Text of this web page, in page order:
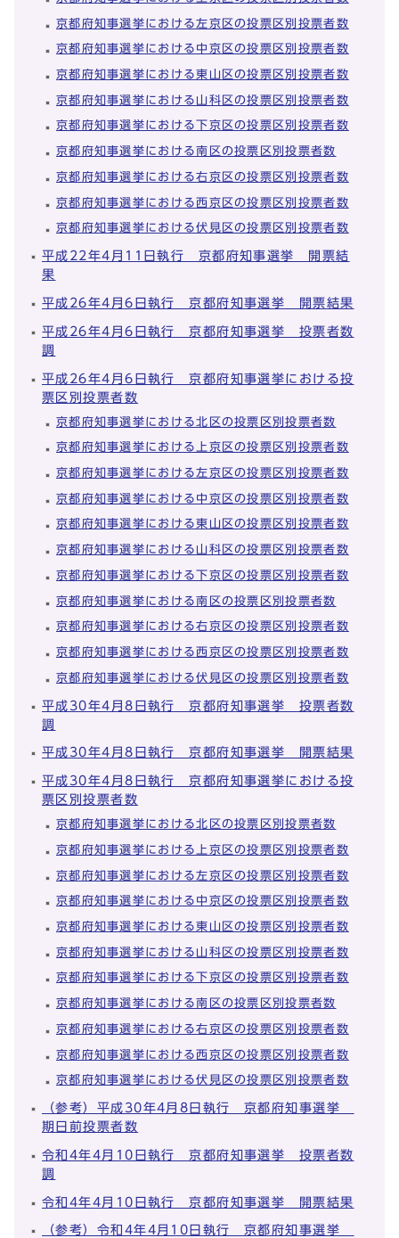
京都府知事選挙における左京区の投票区別投票者数
京都府知事選挙における中京区の投票区別投票者数
京都府知事選挙における東山区の投票区別投票者数
京都府知事選挙における山科区の投票区別投票者数
京都府知事選挙における下京区の投票区別投票者数
京都府知事選挙における南区の投票区別投票者数
京都府知事選挙における右京区の投票区別投票者数
京都府知事選挙における西京区の投票区別投票者数
京都府知事選挙における伏見区の投票区別投票者数
平成22年4月11日執行 京都府知事選挙 開票結
果
平成26年4月6日執行 京都府知事選挙 開票結果
平成26年4月6日執行 京都府知事選挙 投票者数
調
平成26年4月6日執行 京都府知事選挙における投
票区別投票者数
京都府知事選挙における北区の投票区別投票者数
京都府知事選挙における上京区の投票区別投票者数
京都府知事選挙における左京区の投票区別投票者数
京都府知事選挙における中京区の投票区別投票者数
京都府知事選挙における東山区の投票区別投票者数
京都府知事選挙における山科区の投票区別投票者数
京都府知事選挙における下京区の投票区別投票者数
京都府知事選挙における南区の投票区別投票者数
京都府知事選挙における右京区の投票区別投票者数
京都府知事選挙における西京区の投票区別投票者数
京都府知事選挙における伏見区の投票区別投票者数
平成30年4月8日執行 京都府知事選挙 投票者数
調
平成30年4月8日執行 京都府知事選挙 開票結果
平成30年4月8日執行 京都府知事選挙における投
票区別投票者数
京都府知事選挙における北区の投票区別投票者数
京都府知事選挙における上京区の投票区別投票者数
京都府知事選挙における左京区の投票区別投票者数
京都府知事選挙における中京区の投票区別投票者数
京都府知事選挙における東山区の投票区別投票者数
京都府知事選挙における山科区の投票区別投票者数
京都府知事選挙における下京区の投票区別投票者数
京都府知事選挙における南区の投票区別投票者数
京都府知事選挙における右京区の投票区別投票者数
京都府知事選挙における西京区の投票区別投票者数
京都府知事選挙における伏見区の投票区別投票者数
（参考）平成30年4月8日執行 京都府知事選挙
期日前投票者数
令和4年4月10日執行 京都府知事選挙 投票者数
調
令和4年4月10日執行 京都府知事選挙 開票結果
（参考）令和4年4月10日執行 京都府知事選挙